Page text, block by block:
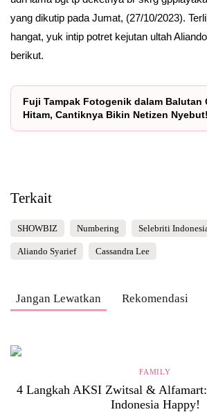
yang dikutip pada Jumat, (27/10/2023).
hangat, yuk intip potret kejutan ultah
berikut.
Fuji Tampak Fotogenik dalam Balutan
Hitam, Cantiknya Bikin Netizen Nyebut!
Terkait
SHOWBIZ Numbering Selebriti
Aliando Syarief Cassandra Lee
Jangan Lewatkan Rekomendasi
FAMILY
4 Langkah AKSI Zwitsal &
Indonesia Happy!